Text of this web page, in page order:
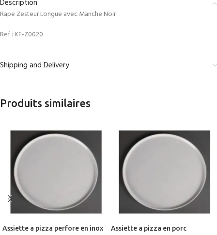
Description
Rape Zesteur Longue avec Manche Noir
Ref : KF-Z0020
Shipping and Delivery
Produits similaires
Assiette a pizza perfore en inox Assiette a pizza en porc